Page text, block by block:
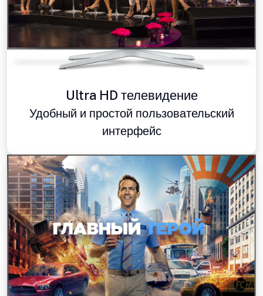
Ultra HD телевидение
Удобный и простой пользовательский
интерфейс